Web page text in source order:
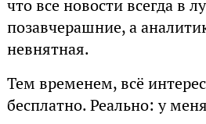
что все новости всегда в
позавчерашние, а
невнятная.
Тем временем, всё
бесплатно. Реально: у